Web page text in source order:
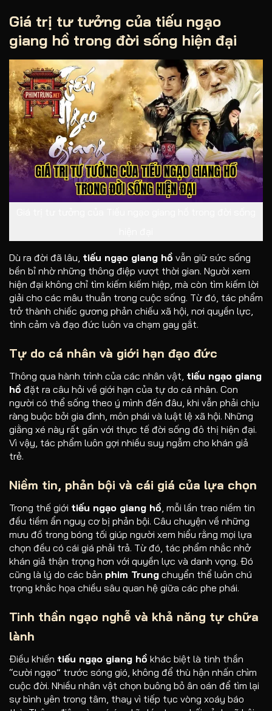
Giá trị tư tưởng của tiếu ngạo
giang hồ trong đời sống hiện đại
Dù ra đời đã lâu, tiếu ngạo giang hồ vẫn giữ sức sống
bền bỉ nhờ những thông điệp vượt thời gian. Người xem
hiện đại không chỉ tìm kiếm kiếm hiệp, mà còn tìm kiếm lời
giải cho các mâu thuẫn trong cuộc sống. Từ đó, tác phẩm
trở thành chiếc gương phản chiếu xã hội, nơi quyền lực,
tình cảm và đạo đức luôn va chạm gay gắt.
Tự do cá nhân và giới hạn đạo đức
Thông qua hành trình của các nhân vật, tiếu ngạo giang
hồ đặt ra câu hỏi về giới hạn của tự do cá nhân. Con
người có thể sống theo ý mình đến đâu, khi vẫn phải chịu
ràng buộc bởi gia đình, môn phái và luật lệ xã hội. Những
giằng xé này rất gần với thực tế đời sống đô thị hiện đại.
Vì vậy, tác phẩm luôn gợi nhiều suy ngẫm cho khán giả
trẻ.
Niềm tin, phản bội và cái giá của lựa chọn
Trong thế giới tiếu ngạo giang hồ , mỗi lần trao niềm tin
đều tiềm ẩn nguy cơ bị phản bội. Câu chuyện về những
mưu đồ trong bóng tối giúp người xem hiểu rằng mọi lựa
chọn đều có cái giá phải trả. Từ đó, tác phẩm nhắc nhở
khán giả thận trọng hơn với quyền lực và danh vọng. Đó
cũng là lý do các bản phim Trung chuyển thể luôn chú
trọng khắc họa chiều sâu quan hệ giữa các phe phái.
Tinh thần ngạo nghễ và khả năng tự chữa
lành
Điều khiến tiếu ngạo giang hồ khác biệt là tinh thần
“cười ngạo” trước sóng gió, không để thù hận nhấn chìm
cuộc đời. Nhiều nhân vật chọn buông bỏ ân oán để tìm lại
sự bình yên trong tâm, thay vì tiếp tục vòng xoáy báo